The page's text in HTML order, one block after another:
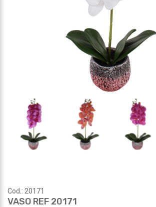
Cod.: 20171
VASO REF 20171